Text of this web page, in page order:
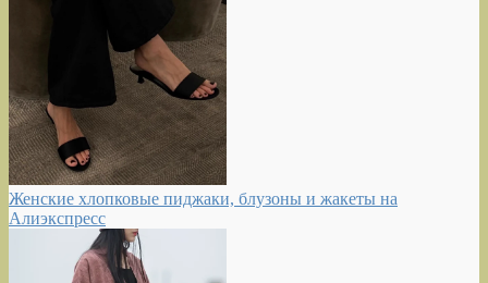
Женские хлопковые пиджаки, блузоны и жакеты на
Алиэкспресс